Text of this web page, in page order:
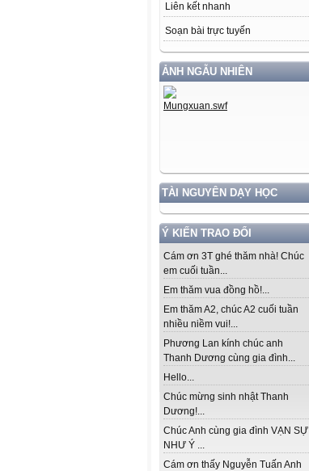
Liên kết nhanh
Soạn bài trực tuyến
ẢNH NGẪU NHIÊN
TÀI NGUYÊN DẠY HỌC
Ý KIẾN TRAO ĐỔI
Cám ơn 3T ghé thăm nhà! Chúc
em cuối tuần...
Em thăm vua đồng hồ!...
Em thăm A2, chúc A2 cuối tuần
nhiều niềm vui!...
Phương Lan kính chúc anh
Thanh Dương cùng gia đình...
Hello...
Chúc mừng sinh nhật Thanh
Dương!...
Chúc Anh cùng gia đình VẠN SỰ
NHƯ Ý ...
Cám ơn thấy Nguyễn Tuấn Anh